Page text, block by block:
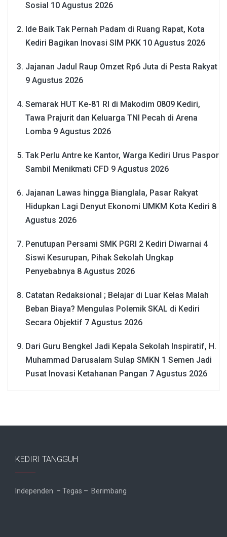
Sosial 10 Agustus 2026
Ide Baik Tak Pernah Padam di Ruang Rapat, Kota
Kediri Bagikan Inovasi SIM PKK 10 Agustus 2026
Jajanan Jadul Raup Omzet Rp6 Juta di Pesta Rakyat
9 Agustus 2026
Semarak HUT Ke-81 RI di Makodim 0809 Kediri,
Tawa Prajurit dan Keluarga TNI Pecah di Arena
Lomba 9 Agustus 2026
Tak Perlu Antre ke Kantor, Warga Kediri Urus Paspor
Sambil Menikmati CFD 9 Agustus 2026
Jajanan Lawas hingga Bianglala, Pasar Rakyat
Hidupkan Lagi Denyut Ekonomi UMKM Kota Kediri 8
Agustus 2026
Penutupan Persami SMK PGRI 2 Kediri Diwarnai 4
Siswi Kesurupan, Pihak Sekolah Ungkap
Penyebabnya 8 Agustus 2026
Catatan Redaksional ; Belajar di Luar Kelas Malah
Beban Biaya? Mengulas Polemik SKAL di Kediri
Secara Objektif 7 Agustus 2026
Dari Guru Bengkel Jadi Kepala Sekolah Inspiratif, H.
Muhammad Darusalam Sulap SMKN 1 Semen Jadi
Pusat Inovasi Ketahanan Pangan 7 Agustus 2026
KEDIRI TANGGUH
Independen – Tegas – Berimbang